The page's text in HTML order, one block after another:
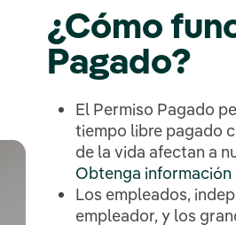
¿Cómo
Pagado?
El Permiso Pagado
tiempo libre pagado
de la vida afectan a
Obtenga
Los empleados,
empleador, y los